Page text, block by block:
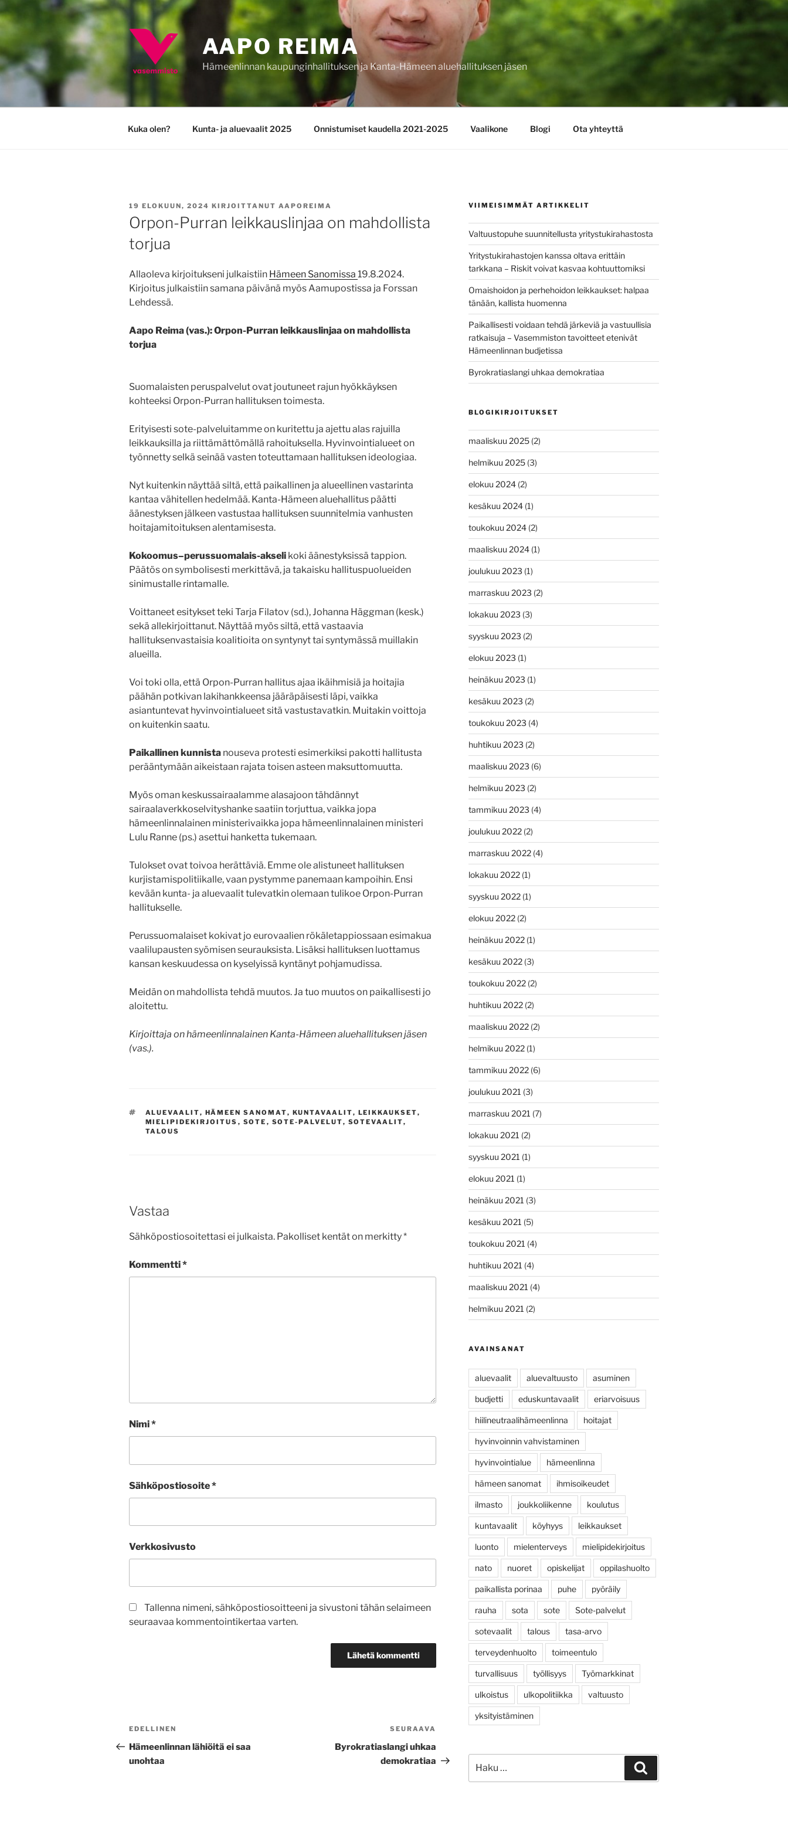
Siirry
sisältöön
AAPO REIMA
Hämeenlinnan kaupunginhallituksen ja Kanta-Hämeen aluehallituksen jäsen
Kuka olen? Kunta- ja aluevaalit 2025 Onnistumiset kaudella 2021-2025 Vaalikone Blogi Ota yhteyttä
JULKAISTU
19 ELOKUUN, 2024 KIRJOITTANUT AAPOREIMA
Orpon-Purran leikkauslinjaa on mahdollista
torjua
Allaoleva kirjoitukseni julkaistiin Hämeen Sanomissa 19.8.2024.
Kirjoitus julkaistiin samana päivänä myös Aamupostissa ja Forssan
Lehdessä.
Aapo Reima (vas.): Orpon-Purran leikkauslinjaa on mahdollista
torjua
Suomalaisten peruspalvelut ovat joutuneet rajun hyökkäyksen
kohteeksi Orpon-Purran hallituksen toimesta.
Erityisesti sote-palveluitamme on kuritettu ja ajettu alas rajuilla
leikkauksilla ja riittämättömällä rahoituksella. Hyvinvointialueet on
työnnetty selkä seinää vasten toteuttamaan hallituksen ideologiaa.
Nyt kuitenkin näyttää siltä, että paikallinen ja alueellinen vastarinta
kantaa vähitellen hedelmää. Kanta-Hämeen aluehallitus päätti
äänestyksen jälkeen vastustaa hallituksen suunnitelmia vanhusten
hoitajamitoituksen alentamisesta.
Kokoomus–perussuomalais-akseli koki äänestyksissä tappion.
Päätös on symbolisesti merkittävä, ja takaisku hallituspuolueiden
sinimustalle rintamalle.
Voittaneet esitykset teki Tarja Filatov (sd.), Johanna Häggman (kesk.)
sekä allekirjoittanut. Näyttää myös siltä, että vastaavia
hallituksenvastaisia koalitioita on syntynyt tai syntymässä muillakin
alueilla.
Voi toki olla, että Orpon-Purran hallitus ajaa ikäihmisiä ja hoitajia
päähän potkivan lakihankkeensa jääräpäisesti läpi, vaikka
asiantuntevat hyvinvointialueet sitä vastustavatkin. Muitakin voittoja
on kuitenkin saatu.
Paikallinen kunnista nouseva protesti esimerkiksi pakotti hallitusta
perääntymään aikeistaan rajata toisen asteen maksuttomuutta.
Myös oman keskussairaalamme alasajoon tähdännyt
sairaalaverkkoselvityshanke saatiin torjuttua, vaikka jopa
hämeenlinnalainen ministerivaikka jopa hämeenlinnalainen ministeri
Lulu Ranne (ps.) asettui hanketta tukemaan.
Tulokset ovat toivoa herättäviä. Emme ole alistuneet hallituksen
kurjistamispolitiikalle, vaan pystymme panemaan kampoihin. Ensi
kevään kunta- ja aluevaalit tulevatkin olemaan tulikoe Orpon-Purran
hallitukselle.
Perussuomalaiset kokivat jo eurovaalien rökäletappiossaan esimakua
vaalilupausten syömisen seurauksista. Lisäksi hallituksen luottamus
kansan keskuudessa on kyselyissä kyntänyt pohjamudissa.
Meidän on mahdollista tehdä muutos. Ja tuo muutos on paikallisesti jo
aloitettu.
Kirjoittaja on hämeenlinnalainen Kanta-Hämeen aluehallituksen jäsen
(vas.).
AVAINSANAT
ALUEVAALIT, HÄMEEN SANOMAT, KUNTAVAALIT, LEIKKAUKSET,
MIELIPIDEKIRJOITUS , SOTE , SOTE-PALVELUT, SOTEVAALIT,
TALOUS
Vastaa
Sähköpostiosoitettasi ei julkaista. Pakolliset kentät on merkitty*
Kommentti*
Nimi*
Sähköpostiosoite*
Verkkosivusto
Tallenna nimeni, sähköpostiosoitteeni ja sivustoni tähän selaimeen
seuraavaa kommentointikertaa varten.
Artikkelien
selaus
Edellinen
artikkeli
EDELLINEN
Hämeenlinnan lähiöitä ei saa
unohtaa
SEURAAVA
Byrokratiaslangi uhkaa
demokratiaa
VIIMEISIMMÄT ARTIKKELIT
Valtuustopuhe suunnitellusta yritystukirahastosta
Yritystukirahastojen kanssa oltava erittäin
tarkkana – Riskit voivat kasvaa kohtuuttomiksi
Omaishoidon ja perhehoidon leikkaukset: halpaa
tänään, kallista huomenna
Paikallisesti voidaan tehdä järkeviä ja vastuullisia
ratkaisuja – Vasemmiston tavoitteet etenivät
Hämeenlinnan budjetissa
Byrokratiaslangi uhkaa demokratiaa
BLOGIKIRJOITUKSET
maaliskuu 2025(2)
helmikuu 2025(3)
elokuu 2024(2)
kesäkuu 2024(1)
toukokuu 2024(2)
maaliskuu 2024(1)
joulukuu 2023 (1)
marraskuu 2023 (2)
lokakuu 2023 (3)
syyskuu 2023 (2)
elokuu 2023 (1)
heinäkuu 2023 (1)
kesäkuu 2023 (2)
toukokuu 2023 (4)
huhtikuu 2023 (2)
maaliskuu 2023 (6)
helmikuu 2023 (2)
tammikuu 2023 (4)
joulukuu 2022(2)
marraskuu 2022(4)
lokakuu 2022(1)
syyskuu 2022(1)
elokuu 2022(2)
heinäkuu 2022(1)
kesäkuu 2022(3)
toukokuu 2022(2)
huhtikuu 2022(2)
maaliskuu 2022(2)
helmikuu 2022(1)
tammikuu 2022(6)
joulukuu 2021 (3)
marraskuu 2021 (7)
lokakuu 2021 (2)
syyskuu 2021 (1)
elokuu 2021 (1)
heinäkuu 2021 (3)
kesäkuu 2021 (5)
toukokuu 2021 (4)
huhtikuu 2021 (4)
maaliskuu 2021 (4)
helmikuu 2021 (2)
AVAINSANAT
aluevaalit aluevaltuusto asuminen
budjetti eduskuntavaalit eriarvoisuus
hiilineutraalihämeenlinna hoitajat
hyvinvoinnin vahvistaminen
hyvinvointialue hämeenlinna
hämeen sanomat ihmisoikeudet
ilmasto joukkoliikenne koulutus
kuntavaalit köyhyys leikkaukset
luonto mielenterveys mielipidekirjoitus
nato nuoret opiskelijat oppilashuolto
paikallista porinaa puhe pyöräily
rauha sota sote Sote-palvelut
sotevaalit talous tasa-arvo
terveydenhuolto toimeentulo
turvallisuus työllisyys Työmarkkinat
ulkoistus ulkopolitiikka valtuusto
yksityistäminen